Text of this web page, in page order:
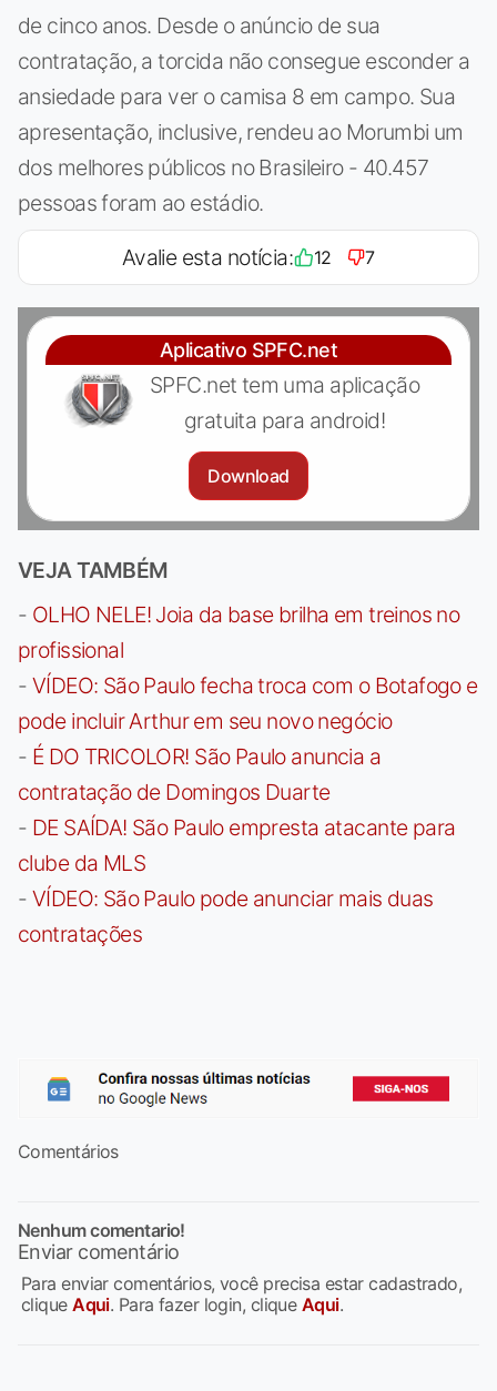
de cinco anos. Desde o anúncio de sua
contratação, a torcida não consegue esconder a
ansiedade para ver o camisa 8 em campo. Sua
apresentação, inclusive, rendeu ao Morumbi um
dos melhores públicos no Brasileiro - 40.457
pessoas foram ao estádio.
Avalie esta notícia: 12 7
Aplicativo SPFC.net
SPFC.net tem uma aplicação
gratuita para android!
Download
VEJA TAMBÉM
- OLHO NELE! Joia da base brilha em treinos no
profissional
- VÍDEO: São Paulo fecha troca com o Botafogo e
pode incluir Arthur em seu novo negócio
- É DO TRICOLOR! São Paulo anuncia a
contratação de Domingos Duarte
- DE SAÍDA! São Paulo empresta atacante para
clube da MLS
- VÍDEO: São Paulo pode anunciar mais duas
contratações
Comentários
Nenhum comentario!
Enviar comentário
Para enviar comentários, você precisa estar cadastrado,
cliqueAqui. Para fazer login, clique Aqui.